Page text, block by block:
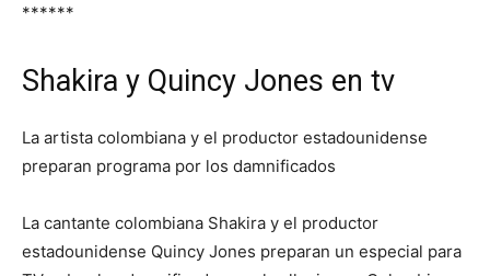
******
Shakira y Quincy Jones en tv
La artista colombiana y el productor estadounidense
preparan programa por los damnificados
La cantante colombiana Shakira y el productor
estadounidense Quincy Jones preparan un especial para